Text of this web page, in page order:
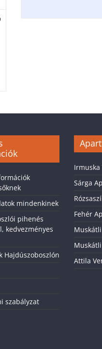
mindenkinek
pihenés
kedvezményes
Hajdúszoboszlón
szabályzat
Irmuska
Sárga
Fehér
Attila